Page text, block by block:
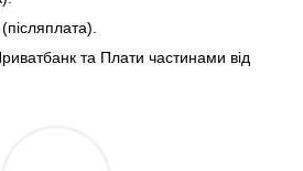
та Плати частинами від